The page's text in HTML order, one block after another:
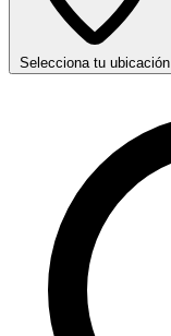
Selecciona tu ubicación